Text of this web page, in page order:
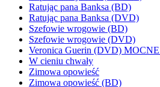
Ratując pana Banksa (BD)
Ratując pana Banksa (DVD)
Szefowie wrogowie (BD)
Szefowie wrogowie (DVD)
Veronica Guerin (DVD)
W cieniu chwały
Zimowa opowieść
Zimowa opowieść (BD)